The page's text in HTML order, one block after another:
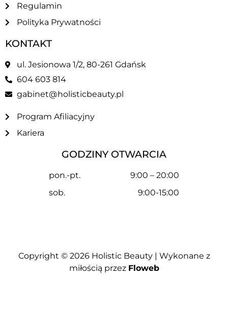
Regulamin
Polityka Prywatności
KONTAKT
ul. Jesionowa 1/2, 80-261 Gdańsk
604 603 814
gabinet@holisticbeauty.pl
Program Afiliacyjny
Kariera
GODZINY OTWARCIA
pon.-pt.
9:00 – 20:00
sob.
9:00-15:00
Copyright © 2026 Holistic Beauty| Wykonane z
miłością przez Floweb